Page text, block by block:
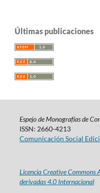
Últimas publicaciones
Espejo de Monografías de
ISSN: 2660-4213
Comunicación Social
Licencia Creative Commons
derivadas 4.0 Internacional